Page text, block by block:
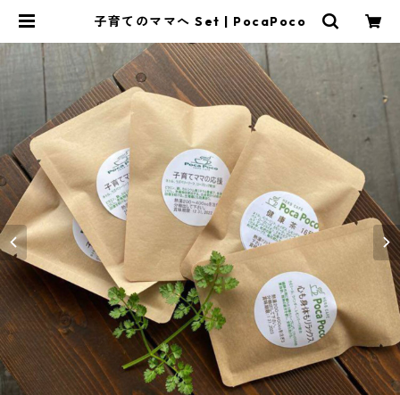
子育てのママへ Set | PocaPoco